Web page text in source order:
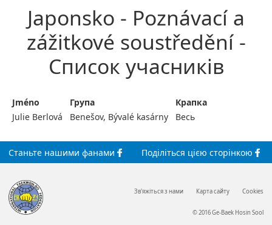
Japonsko - Poznávací a
zážitkové soustředění -
Список учасників
Jméno Група
Крапка
Julie Berlová
Benešov, Bývalé kasárny Весь
Станьте нашими фанами Поділіться цією сторінкою
Зв'яжіться з нами Карта сайту Cookies
© 2016 Ge-Baek Hosin Sool